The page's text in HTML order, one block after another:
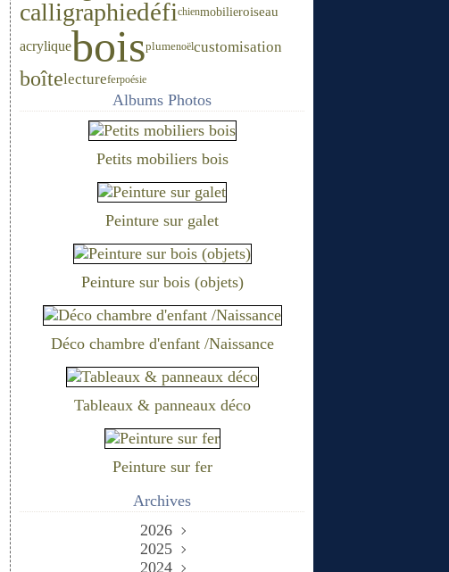
calligraphiedéfichienmobilieroiseau
acryliqueboisplumenoëlcustomisation
boîtelectureferpoésie
Albums Photos
Petits mobiliers bois
Peinture sur galet
Peinture sur bois (objets)
Déco chambre d'enfant /Naissance
Tableaux & panneaux déco
Peinture sur fer
Archives
2026
Juin (2)
Mai (1)
2025
Décembre
2024